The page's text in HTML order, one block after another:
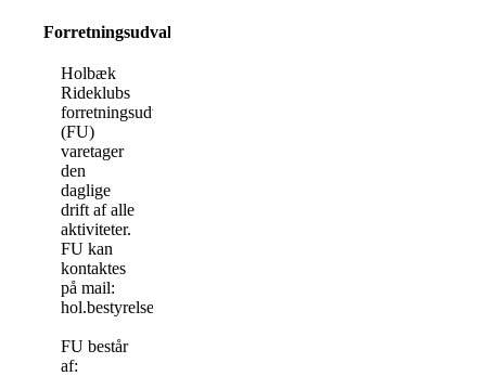
Forretningsudvalg
Holbæk
Rideklubs
forretningsudvalg
(FU)
varetager
den
daglige
drift af alle
aktiviteter.
FU kan
kontaktes
på mail:
hol.bestyrelse@gmail.com
FU består
af: